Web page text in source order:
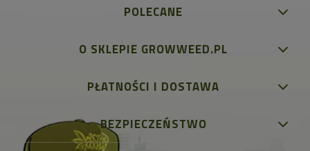
POLECANE
O SKLEPIE GROWWEED.PL
PŁATNOŚCI I DOSTAWA
BEZPIECZEŃSTWO